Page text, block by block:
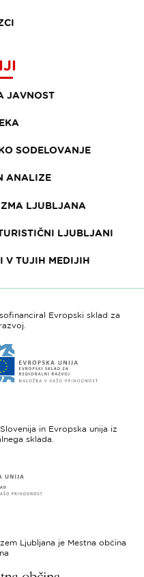
JAVNOST
SODELOVANJE
ANALIZE
LJUBLJANA
LJUBLJANI
V TUJIH MEDIJIH
Evropski sklad za
do
spletne
-
regionalni
in Evropska unija iz
sklada.
Ljubljana je Mestna občina